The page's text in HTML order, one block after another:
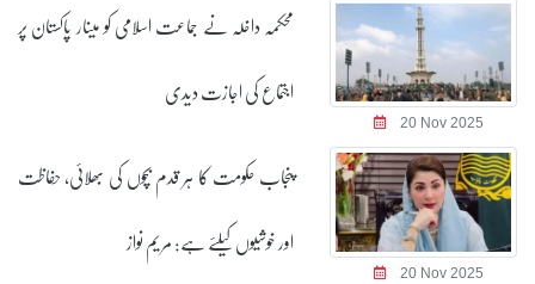
20 Nov 2025
محکمہ داخلہ نے جماعت اسلامی کو مینار پاکستان پر
اجتماع کی اجازت دیدی
20 Nov 2025
پنجاب حکومت کا ہر قدم بچوں کی بھلائی، حفاظت
اور خوشیوں کیلئے ہے: مریم نواز